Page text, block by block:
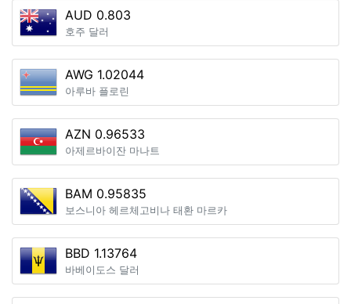
AUD 0.803
호주 달러
AWG 1.02044
아루바 플로린
AZN 0.96533
아제르바이잔 마나트
BAM 0.95835
보스니아 헤르체고비나 태환 마르카
BBD 1.13764
바베이도스 달러